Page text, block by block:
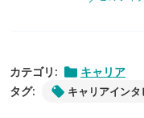
カテゴリ:
キャリア
タグ:
キャリアインタ